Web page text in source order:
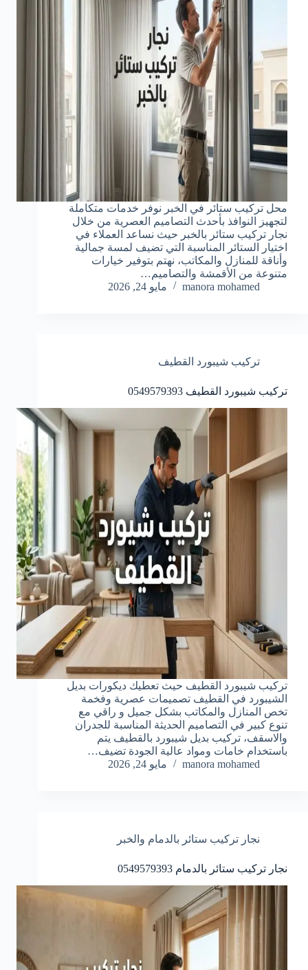
محل تركيب ستائر في الخبر نوفر خدمات متكاملة
لتجهيز النوافذ بأحدث التصاميم العصرية من خلال
نجار تركيب ستائر بالخبر حيث نساعد العملاء في
اختيار الستائر المناسبة التي تضيف لمسة جمالية
وأناقة للمنازل والمكاتب، نهتم بتوفير خيارات
متنوعة من الأقمشة والتصاميم…
manora mohamed
مايو 24, 2026
تركيب شيبورد القطيف
تركيب شيبورد القطيف 0549579393
تركيب شيبورد القطيف حيث تعطيك ديكورات بديل
الشيبورد في القطيف تصميمات عصرية وفخمة
تخص المنازل والمكاتب بشكل جميل و راقي مع
تنوع كبير في التصاميم الحديثة المناسبة للجدران
والاسقف، تركيب بديل شيبورد بالقطيف يتم
باستخدام خامات ومواد عالية الجودة تضيف…
manora mohamed
مايو 24, 2026
نجار تركيب ستائر بالدمام والخبر
نجار تركيب ستائر بالدمام 0549579393